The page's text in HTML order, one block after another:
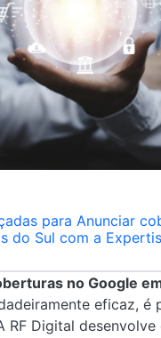
para Anunciar
do Sul com a
no Google
eficaz, é
RF Digital